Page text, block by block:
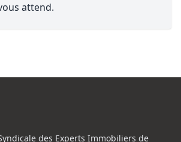
attend.
des Experts Immobiliers de